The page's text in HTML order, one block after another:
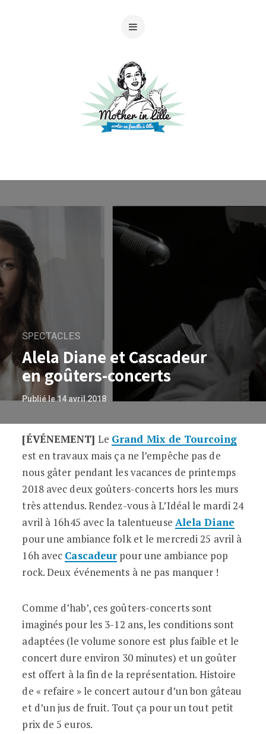
SPECTACLES
Alela Diane et Cascadeur
en goûters-concerts
Publié le 14 avril 2018
Alela Diane et Cascadeur en goûters-
[ÉVÉNEMENT] Le Grand Mix de Tourcoing
est en travaux mais ça ne l’empêche pas de
nous gâter pendant les vacances de printemps
2018 avec deux goûters-concerts hors les murs
très attendus. Rendez-vous à L’Idéal le mardi 24
avril à 16h45 avec la talentueuse Alela Diane
pour une ambiance folk et le mercredi 25 avril à
16h avec Cascadeur pour une ambiance pop
rock. Deux événements à ne pas manquer !
Comme d’hab’, ces goûters-concerts sont
imaginés pour les 3-12 ans, les conditions sont
adaptées (le volume sonore est plus faible et le
concert dure environ 30 minutes) et un goûter
est offert à la fin de la représentation. Histoire
de « refaire » le concert autour d’un bon gâteau
et d’un jus de fruit. Tout ça pour un tout petit
prix de 5 euros.